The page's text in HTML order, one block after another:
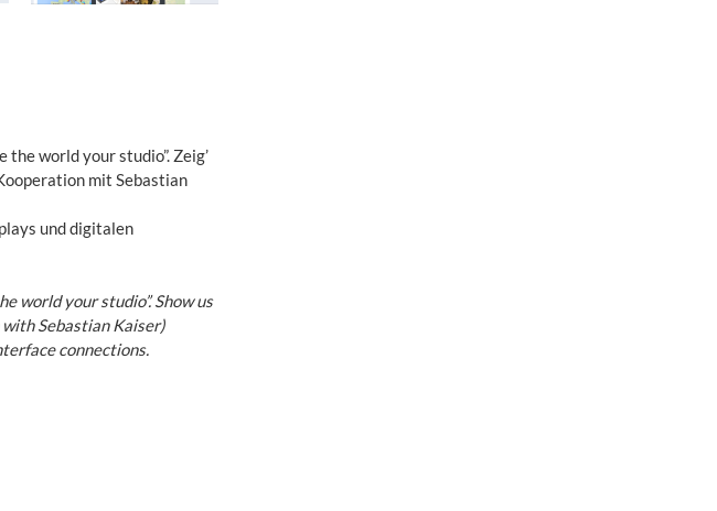
world your studio”. Zeig’
mit Sebastian
und digitalen
world your studio”. Show us
Sebastian Kaiser)
connections.